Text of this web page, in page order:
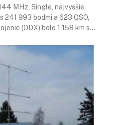
MHz, Single, najvyššie
241 993 bodmi a 623 QSO,
(ODX) bolo 1 158 km s…